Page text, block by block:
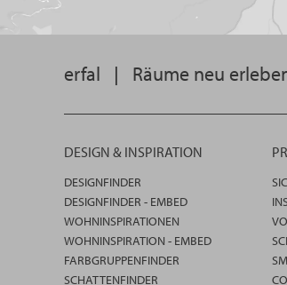
erfal | Räume neu
DESIGN & INSPIRATION
DESIGNFINDER
DESIGNFINDER - EMBED
WOHNINSPIRATIONEN
WOHNINSPIRATION - EMBED
FARBGRUPPENFINDER
SCHATTENFINDER